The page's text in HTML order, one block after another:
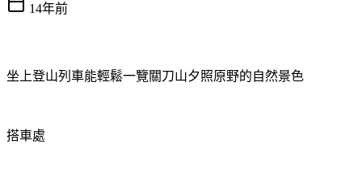
14年前
坐上登山列車能輕鬆一覽關刀山夕照原野的自然景色
搭車處